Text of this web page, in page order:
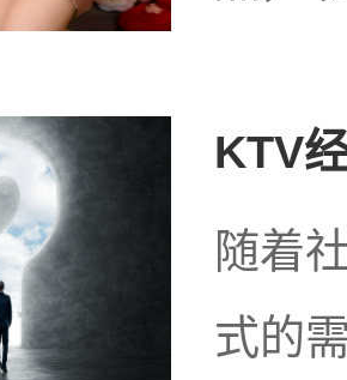
KTV
随着
式的